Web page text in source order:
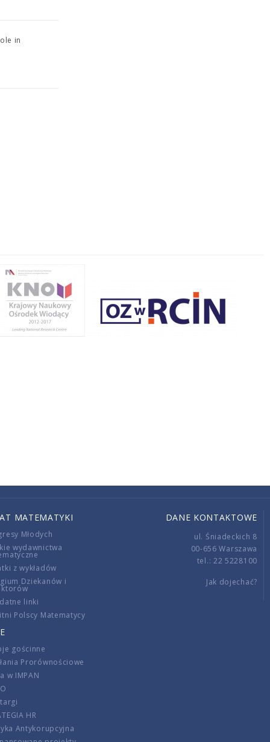
in
MATEMATYKI
Młodych
wydawnictwa
z wykładów
Dziekanów i
linki
Polscy Matematycy
gościnne
Prorównościowe
w IMPAN
HR
Antykorupcyjna
DANE KONTAKTOWE
ul. Śniadeckich 8
00-656 Warszawa
tel.: 22 5228100
Jak dojechać?